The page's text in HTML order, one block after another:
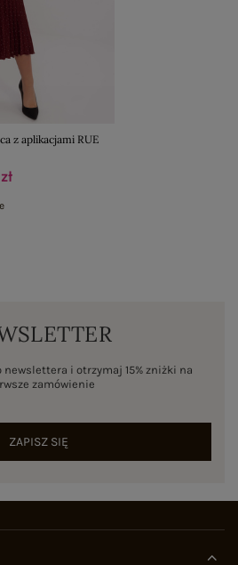
z aplikacjami RUE
newslettera i otrzymaj 15% zniżki na
zamówienie
ZAPISZ SIĘ